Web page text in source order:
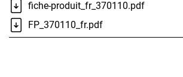
fiche-produit_fr_370110.pdf
FP_370110_fr.pdf